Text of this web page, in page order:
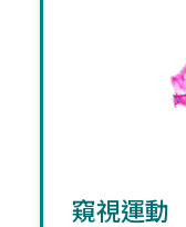
窺視運動